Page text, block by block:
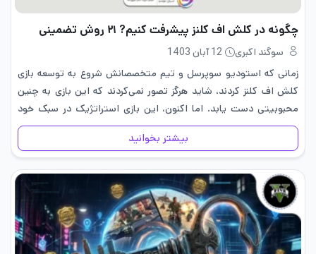
چگونه در کلش اف کلنز پیشرفت کنیم? ۲۱ روش تضمینی
سوگند اکبری
12 آبان 1403
زمانی که استودیو سوپرسل و تیم متخصصانش شروع به توسعه بازی
کلش اف کلنز کردند، شاید هرگز تصور نمی‌کردند که این بازی به چنین
محبوبیتی دست یابد. اما اکنون، این بازی استراتژیک در سبک خود
بی‌رقیب است! برای اینکه شما…
بیشتر بخوانید